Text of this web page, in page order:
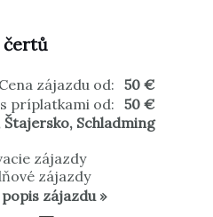
čertů
Cena zájazdu od: 50 €
príplatkami od: 50 €
Štajersko, Schladming
zájazdy
zájazdy
zájazdu »